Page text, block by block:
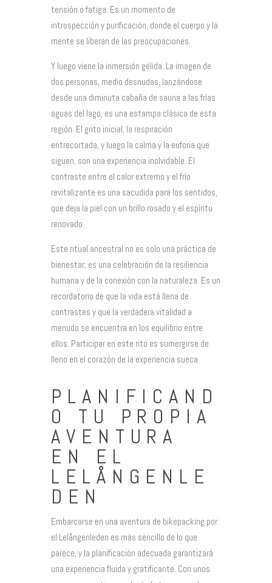
tensión o fatiga. Es un momento de
introspección y purificación, donde el cuerpo y la
mente se liberan de las preocupaciones.
Y luego viene la inmersión gélida. La imagen de
dos personas, medio desnudas, lanzándose
desde una diminuta cabaña de sauna a las frías
aguas del lago, es una estampa clásica de esta
región. El grito inicial, la respiración
entrecortada, y luego la calma y la euforia que
siguen, son una experiencia inolvidable. El
contraste entre el calor extremo y el frío
revitalizante es una sacudida para los sentidos,
que deja la piel con un brillo rosado y el espíritu
renovado.
Este ritual ancestral no es solo una práctica de
bienestar; es una celebración de la resiliencia
humana y de la conexión con la naturaleza. Es un
recordatorio de que la vida está llena de
contrastes y que la verdadera vitalidad a
menudo se encuentra en los equilibrio entre
ellos. Participar en este rito es sumergirse de
lleno en el corazón de la experiencia sueca.
PLANIFICAND
O TU PROPIA
AVENTURA
EN EL
LELÅNGENLE
DEN
Embarcarse en una aventura de bikepacking por
el Lelångenleden es más sencillo de lo que
parece, y la planificación adecuada garantizará
una experiencia fluida y gratificante. Con unos